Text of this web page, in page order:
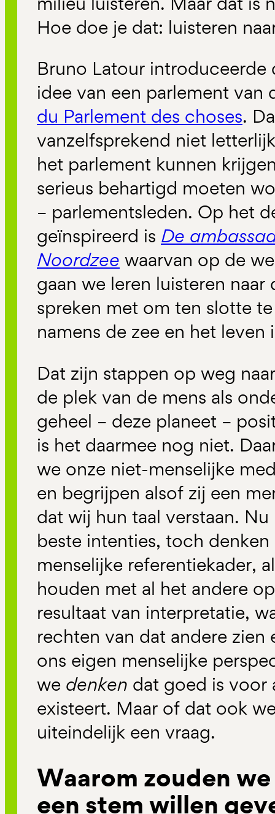
Hoe doe je dat: luisteren
Bruno Latour introduceerde
idee van een parlement
du Parlement des choses.
vanzelfsprekend niet
het parlement kunnen
serieus behartigd moeten
– parlementsleden. Op het
geïnspireerd is De
Noordzee waarvan op de
gaan we leren luisteren
spreken met om ten slotte
namens de zee en het leven
Dat zijn stappen op weg
de plek van de mens als
geheel – deze planeet –
is het daarmee nog niet.
we onze niet-menselijke
en begrijpen alsof zij een
dat wij hun taal verstaan.
beste intenties, toch
menselijke referentiekader,
houden met al het andere
resultaat van interpretatie,
rechten van dat andere
ons eigen menselijke
we denken dat goed is voor
existeert. Maar of dat ook
uiteindelijk een vraag.
Waarom zouden
een stem willen